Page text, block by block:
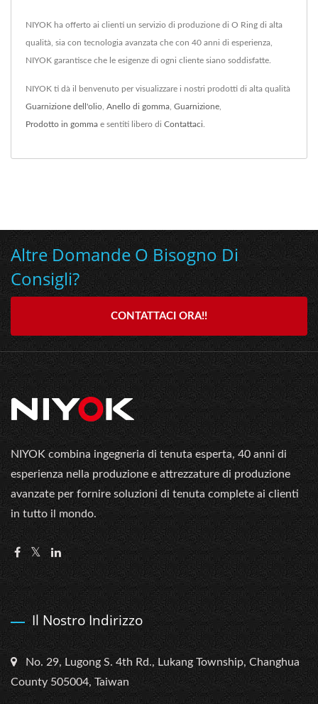
NIYOK ha offerto ai clienti un servizio di produzione di O Ring di alta
qualità, sia con tecnologia avanzata che con 40 anni di esperienza,
NIYOK garantisce che le esigenze di ogni cliente siano soddisfatte.
NIYOK ti dà il benvenuto per visualizzare i nostri prodotti di alta qualità
Guarnizione dell'olio Anello di gomma Guarnizione
Prodotto in gomma e sentiti libero di Contattaci
Altre Domande O Bisogno Di
Consigli?
CONTATTACI ORA!!
NIYOK combina ingegneria di tenuta esperta, 40 anni di
esperienza nella produzione e attrezzature di produzione
avanzate per fornire soluzioni di tenuta complete ai clienti
in tutto il mondo.
Il Nostro Indirizzo
No. 29, Lugong S. 4th Rd., Lukang Township, Changhua
County 505004, Taiwan